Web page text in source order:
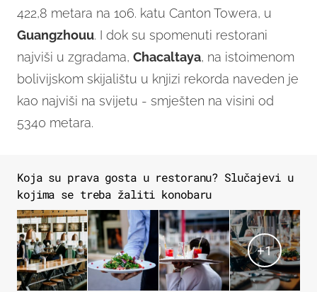
422,8 metara na 106. katu Canton Towera, u
Guangzhouu. I dok su spomenuti restorani
najviši u zgradama, Chacaltaya, na istoimenom
bolivijskom skijalištu u knjizi rekorda naveden je
kao najviši na svijetu - smješten na visini od
5340 metara.
Koja su prava gosta u restoranu? Slučajevi u
kojima se treba žaliti konobaru
+1